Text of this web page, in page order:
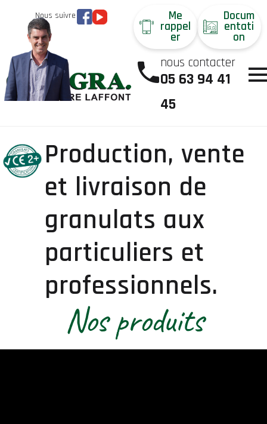
Nous suivre Me
rappel
er
Docum
entati
on
nous contacter
05 63 94 41
45
Production, vente
et livraison de
granulats aux
particuliers et
professionnels.
Nos produits